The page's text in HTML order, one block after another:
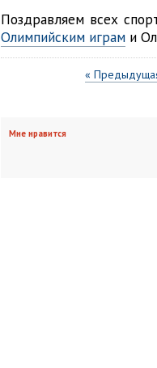
Поздравляем всех
Олимпийским играм и
«
Мне нравится